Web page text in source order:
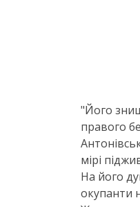
"Його
правого
мірі
На його
окупанти